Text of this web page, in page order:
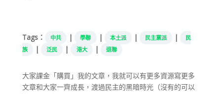
Tags：
中共 | 學聯 | 本土派 | 民主黨派 |
民
族
| 泛民 | 港大 | 退聯
大家課金「購買」我的文章，我就可以有更多資源寫更多
文章和大家一齊成長，渡過民主的黑暗時光（沒有的可以